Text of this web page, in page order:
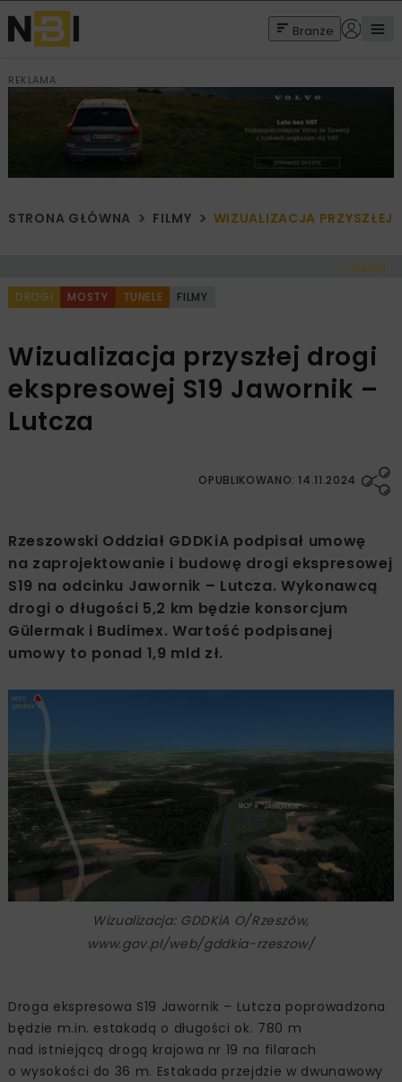
Branże
REKLAMA
STRONA GŁÓWNA FILMY WIZUALIZACJA PRZYSZŁEJ
< Cofnij
DROGI MOSTY TUNELE FILMY
Wizualizacja przyszłej drogi
ekspresowej S19 Jawornik –
Lutcza
OPUBLIKOWANO: 14.11.2024
Rzeszowski Oddział GDDKiA podpisał umowę
na zaprojektowanie i budowę drogi ekspresowej
S19 na odcinku Jawornik – Lutcza. Wykonawcą
drogi o długości 5,2 km będzie konsorcjum
Gülermak i Budimex. Wartość podpisanej
umowy to ponad 1,9 mld zł.
Wizualizacja: GDDKiA O/Rzeszów,
www.gov.pl/web/gddkia-rzeszow/
Droga ekspresowa S19 Jawornik – Lutcza poprowadzona
będzie m.in. estakadą o długości ok. 780 m
nad istniejącą drogą krajowa nr 19 na filarach
o wysokości do 36 m. Estakada przejdzie w dwunawowy